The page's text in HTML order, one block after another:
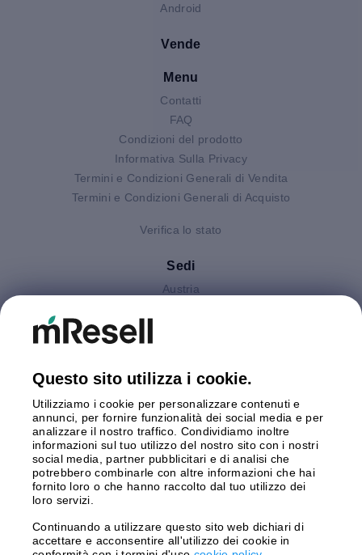
Android
Vende
Menu
Contatti
FAQ
Condizioni del prodotto
Informativa Sulla Privacy
Termini e Condizioni Generali di Vendita
Termini e Condizioni Generali di Acquisto
Verifica lo stato
Sedi
Austria
Gran Bretagna
Olanda
Polonia
Spagna
Svezia
Pagamento
Spedizione con
Questo sito utilizza i cookie.
Utilizziamo i cookie per personalizzare contenuti e
annunci, per fornire funzionalità dei social media e per
analizzare il nostro traffico. Condividiamo inoltre
informazioni sul tuo utilizzo del nostro sito con i nostri
social media, partner pubblicitari e di analisi che
potrebbero combinarle con altre informazioni che hai
fornito loro o che hanno raccolto dal tuo utilizzo dei
loro servizi.
Continuando a utilizzare questo sito web dichiari di
accettare e acconsentire all'utilizzo dei cookie in